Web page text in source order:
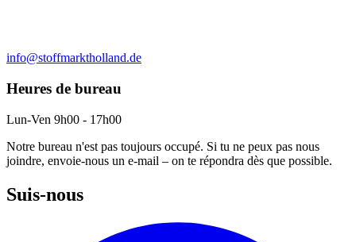
info@stoffmarktholland.de
Heures de bureau
Lun-Ven 9h00 - 17h00
Notre bureau n'est pas toujours occupé. Si tu ne peux pas nous
joindre, envoie-nous un e-mail – on te répondra dès que possible.
Suis-nous